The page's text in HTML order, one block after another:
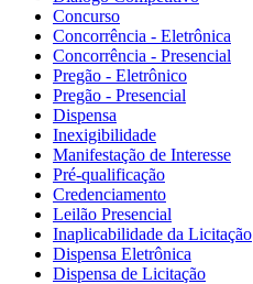
Concurso
Concorrência - Eletrônica
Concorrência - Presencial
Pregão - Eletrônico
Pregão - Presencial
Dispensa
Inexigibilidade
Manifestação de Interesse
Pré-qualificação
Credenciamento
Leilão Presencial
Inaplicabilidade da Licitação
Dispensa Eletrônica
Dispensa de Licitação